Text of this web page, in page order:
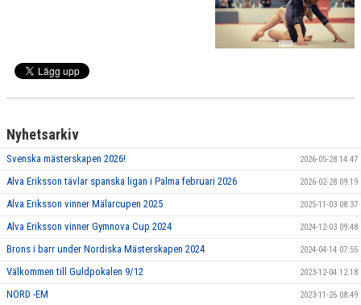
Nyhetsarkiv
Svenska mästerskapen 2026! 2026-05-28 14:47
Alva Eriksson tävlar spanska ligan i Palma februari 2026 2026-02-28 09:19
Alva Eriksson vinner Mälarcupen 2025 2025-11-03 08:37
Alva Eriksson vinner Gymnova Cup 2024 2024-12-03 09:48
Brons i barr under Nordiska Mästerskapen 2024 2024-04-14 07:55
Välkommen till Guldpokalen 9/12 2023-12-04 12:18
NORD -EM 2023-11-26 08:49